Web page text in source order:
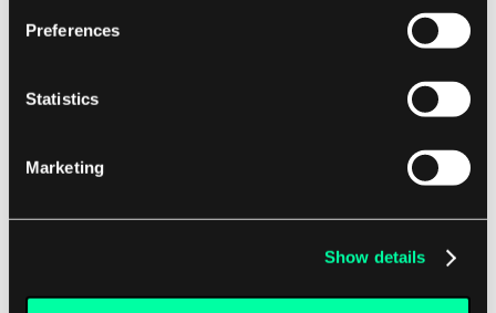
Preferences
Statistics
Marketing
Show details
reduserer lesbarheten og blir en mindre naturlig
Hooks
Begge pakkene støtter hooks. I
tilbyr støtte med @pre() og @post() dekoratører.